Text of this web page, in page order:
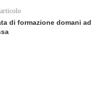
di formazione domani ad